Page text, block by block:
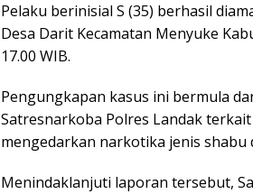
Pelaku berinisial S (35) berhasil
Desa Darit Kecamatan Menyuke
17.00 WIB.
Pengungkapan kasus ini bermula
Satresnarkoba Polres Landak
mengedarkan narkotika jenis shabu
Menindaklanjuti laporan tersebut,